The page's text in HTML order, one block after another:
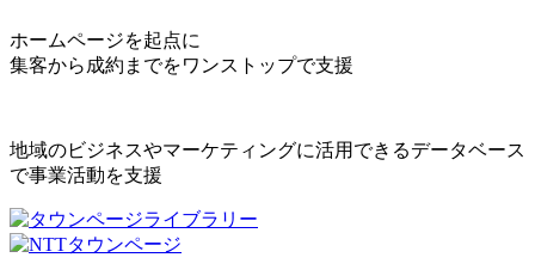
ホームページを起点に
集客から成約までをワンストップで支援
地域のビジネスやマーケティングに活用できるデータベース
で事業活動を支援